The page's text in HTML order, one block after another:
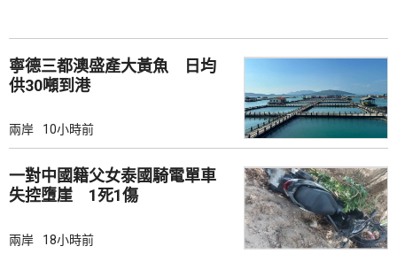
寧德三都澳盛產大黃魚 日均
供30噸到港
兩岸 10小時前
一對中國籍父女泰國騎電單車
失控墮崖 1死1傷
兩岸 18小時前